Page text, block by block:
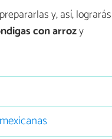
y, así, lograrás
con arrozy